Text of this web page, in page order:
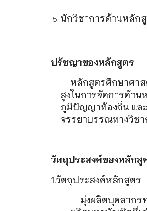
นักวิชาการด้านหลัก
ปรัชญาของหลักสูตร
หลักสูตรศึกษาศา
สูงในการจัดการด้าน
ภูมิปัญญาท้องถิ่น แล
จรรยาบรรณทางวิช
วัตถุประสงค์ของหลัก
1.วัตถุประสงค์หลักสูตร
มุ่งผลิตบุคลากร